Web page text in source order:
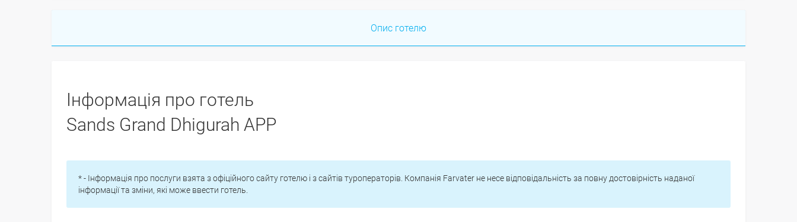
Опис готелю
Інформація про готель
Sands Grand Dhigurah APP
* - Інформація про послуги взята з офіційного сайту готелю і з сайтів туроператорів. Компанія Farvater не несе відповідальність за повну достовірність наданої
інформації та зміни, які може ввести готель.